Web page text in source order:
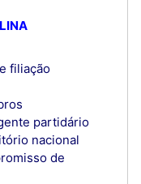
filiação
partidário
nacional
de